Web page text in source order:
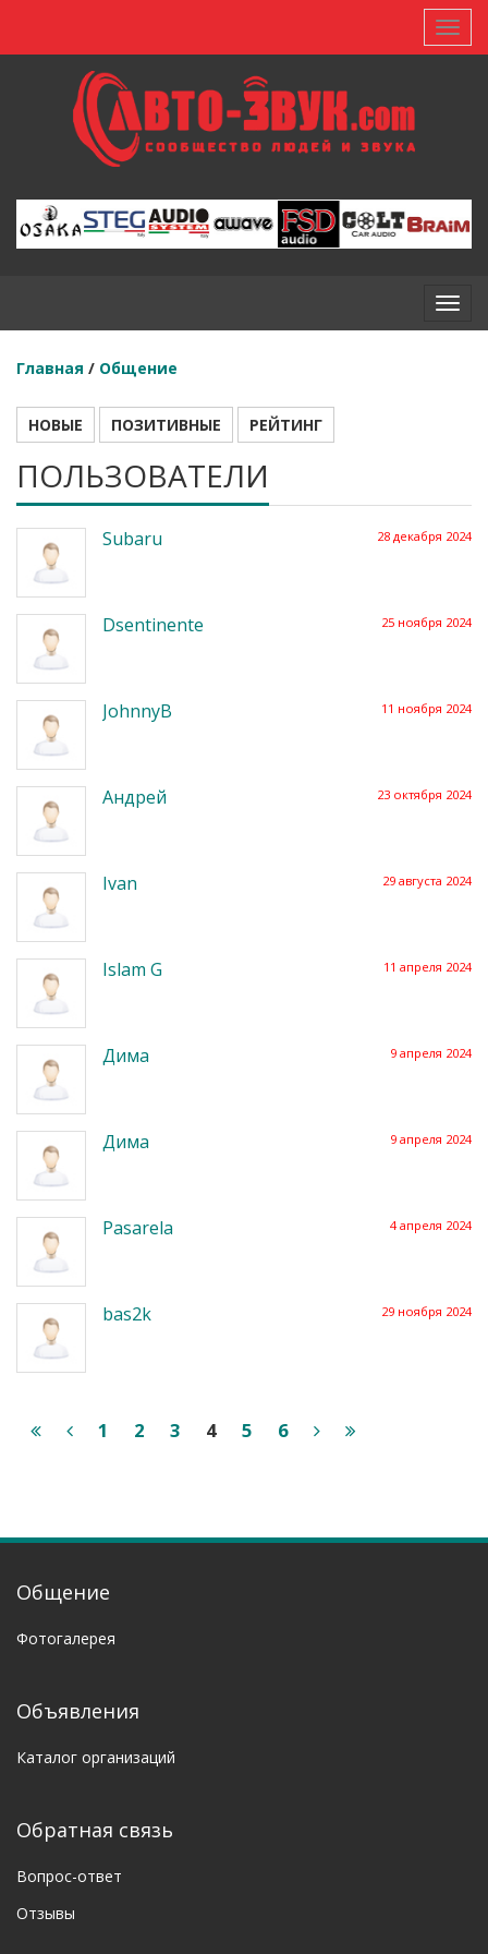
Главная / Общение
НОВЫЕ ПОЗИТИВНЫЕ РЕЙТИНГ
ПОЛЬЗОВАТЕЛИ
28 декабря 2024
Subaru
25 ноября 2024
Dsentinente
11 ноября 2024
JohnnyB
23 октября 2024
Андрей
29 августа 2024
Ivan
11 апреля 2024
Islam G
9 апреля 2024
Дима
9 апреля 2024
Дима
4 апреля 2024
Pasarela
29 ноября 2024
bas2k
1 2 3 4 5 6
Общение
Фотогалерея
Объявления
Каталог организаций
Обратная связь
Вопрос-ответ
Отзывы